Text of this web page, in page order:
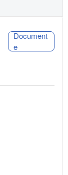
Document
e